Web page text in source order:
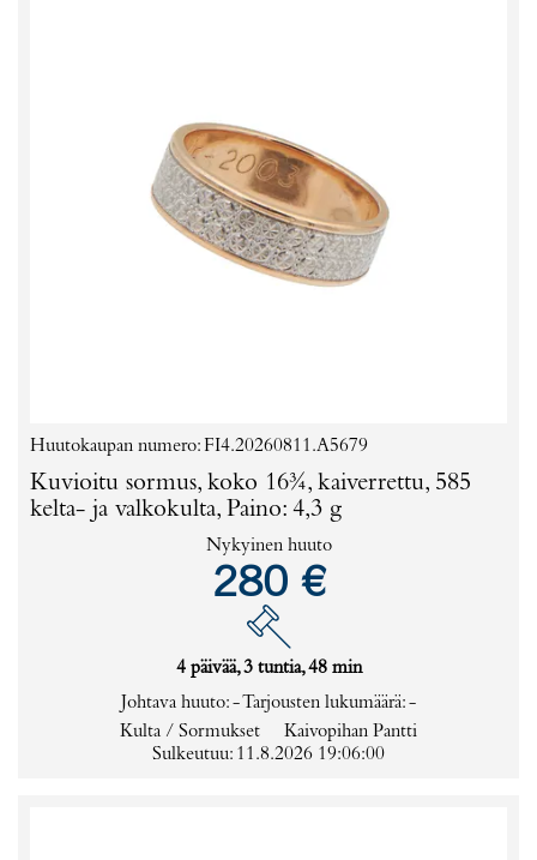
Huutokaupan numero: FI4.20260811.A5679
Kuvioitu sormus, koko 16¾, kaiverrettu, 585
kelta- ja valkokulta, Paino: 4,3 g
Nykyinen huuto
280 €
4 päivää, 3 tuntia, 48 min
Johtava huuto:-Tarjousten lukumäärä:-
Kulta / Sormukset
Kaivopihan Pantti
Sulkeutuu: 11.8.2026 19:06:00